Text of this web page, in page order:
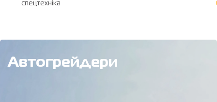
спецтехніка
Автогрейдери